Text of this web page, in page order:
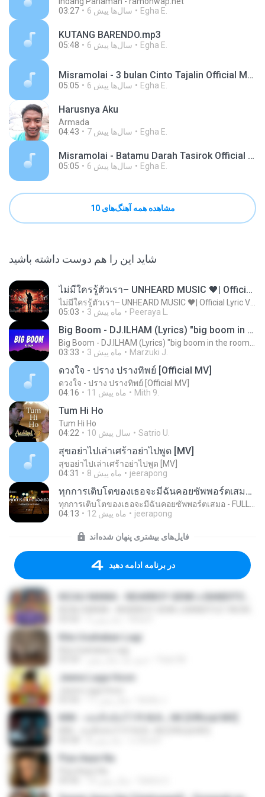
03:27
6 سال‌ها پیش Egha E.
KUTANG BARENDO.mp3
05:48 6 سال‌ها پیش Egha E.
Misramolai - 3 bulan Cinto Tajalin Official Music Video.mp3
05:05 6 سال‌ها پیش Egha E.
Harusnya Aku
Armada
04:43
7 سال‌ها پیش Egha E.
Misramolai - Batamu Darah Tasirok Official Music Video.mp3
05:05 6 سال‌ها پیش Egha E.
مشاهده همه آهنگ‌های 10
شاید این را هم دوست داشته باشید
ไม่มีใครรู้ตัวเรา– UNHEARD MUSIC 🖤| Official Lyric Video | เพลงสู้ชีวิต
05:03
3 ماه پیش Peeraya L.
Big Boom - DJ.ILHAM (Lyrics) "big boom in the room i go kaboom"
03:33
3 ماه پیش Marzuki J.
ดวงใจ - ปราง ปรางทิพย์ [Official MV]
ดวงใจ - ปราง ปรางทิพย์ [Official MV]
04:16
11 ماه پیش Mith 9.
Tum Hi Ho
Tum Hi Ho
04:22
10 سال پیش Satrio U.
สุขอย่าไปเล่าเศร้าอย่าไปพูด [MV]
สุขอย่าไปเล่าเศร้าอย่าไปพูด [MV]
04:31
8 ماه پیش jeerapong
ทุกการเติบโตของเธอจะมีฉันคอยซัพพอร์ตเสมอ - FULL , [เนื้อเพลง]
04:13
12 ماه پیش jeerapong
فایل‌های بیشتری پنهان شده‌اند
در برنامه ادامه دهید
Kita Usahakan Lagi
Jeene Laga Hoon
KRK - เธอทิ้งฉันไว้ Ft.N/A , HK [Official MV]
Piya Aaye Na